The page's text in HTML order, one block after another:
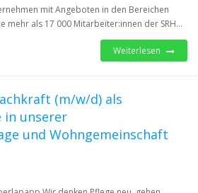
mit Angeboten in den Bereichen
mehr als 17 000 Mitarbeiter:innen der SRH...
Weiterlesen
(m/w/d) als
in unserer
und Wohngemeinschaft